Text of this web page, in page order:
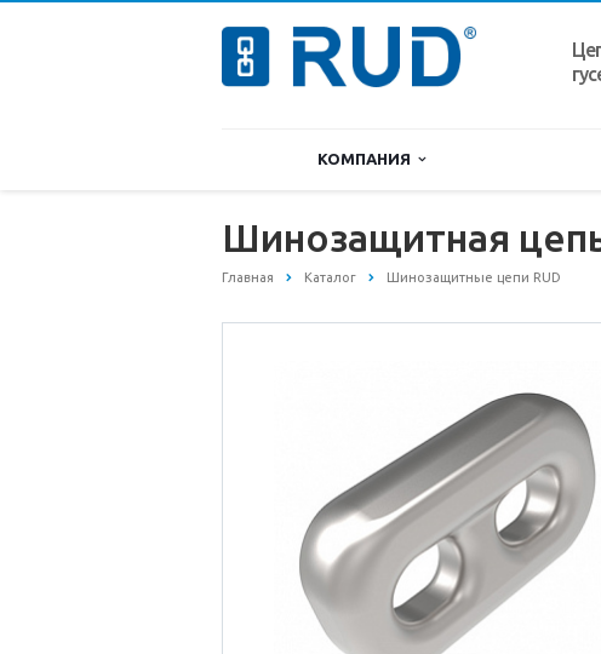
КОМПАНИЯ
Шинозащитная
Главная Каталог Шинозащитные цепи RUD